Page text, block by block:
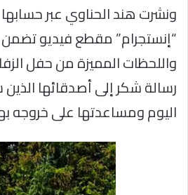
ونشرت هند الحناوي عبر
“إنستجرام” مقطع فيديو
واللحظات المميزة من حفل
رسالة شكر إلى أصدقائها
اليوم ومساعدتها على خروجه